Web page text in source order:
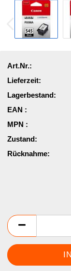
Art.Nr.:
Lieferzeit:
Lagerbestand:
EAN :
MPN :
Zustand:
Rücknahme: